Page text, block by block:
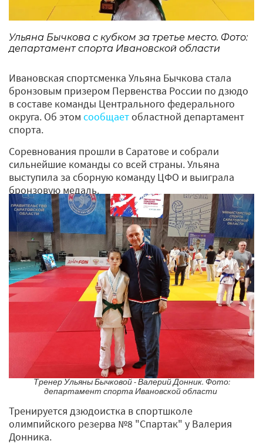
Ульяна Бычкова с кубком за третье место. Фото:
департамент спорта Ивановской области
Ивановская спортсменка Ульяна Бычкова стала
бронзовым призером Первенства России по дзюдо
в составе команды Центрального федерального
округа. Об этом сообщаетобластной департамент
спорта.
Соревнования прошли в Саратове и собрали
сильнейшие команды со всей страны. Ульяна
выступила за сборную команду ЦФО и выиграла
бронзовую медаль.
Тренер Ульяны Бычковой - Валерий Донник. Фото:
департамент спорта Ивановской области
Тренируется дзюдоистка в спортшколе
олимпийского резерва №8 "Спартак" у Валерия
Донника.